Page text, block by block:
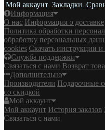
Мой аккаунт Закладки
Информация
О нас Информация о доставке
Политика обработки
обработку персональных
cookies Скачать инструкции
Служба поддержки
Связаться с нами Возврат
Дополнительно
Производители Подарочные
со скидкой
Мой аккаунт
Мой аккаунт История заказов
Связаться с нами